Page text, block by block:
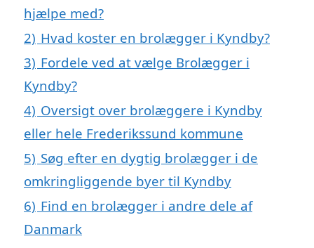
hjælpe med?
2) Hvad koster en brolægger i Kyndby?
3) Fordele ved at vælge Brolægger i
Kyndby?
4) Oversigt over brolæggere i Kyndby
eller hele Frederikssund kommune
5) Søg efter en dygtig brolægger i de
omkringliggende byer til Kyndby
6) Find en brolægger i andre dele af
Danmark